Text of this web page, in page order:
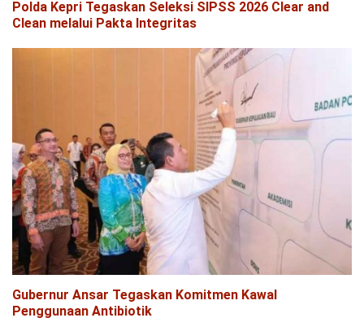
Polda Kepri Tegaskan Seleksi SIPSS 2026 Clear and
Clean melalui Pakta Integritas
Gubernur Ansar Tegaskan Komitmen Kawal
Penggunaan Antibiotik